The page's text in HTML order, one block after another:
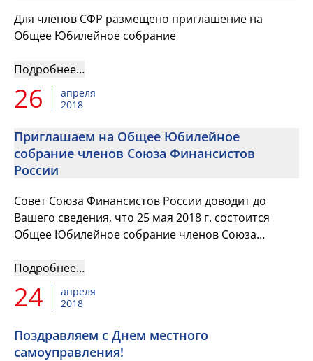
Для членов СФР размещено приглашение на
Общее Юбилейное собрание
Подробнее…
26
апреля
2018
Приглашаем на Общее Юбилейное
собрание членов Союза Финансистов
России
Совет Союза Финансистов России доводит до
Вашего сведения, что 25 мая 2018 г. состоится
Общее Юбилейное собрание членов Союза
образования Союза Финансистов Рос...
Подробнее…
24
апреля
2018
Поздравляем с Днем местного
самоуправления!